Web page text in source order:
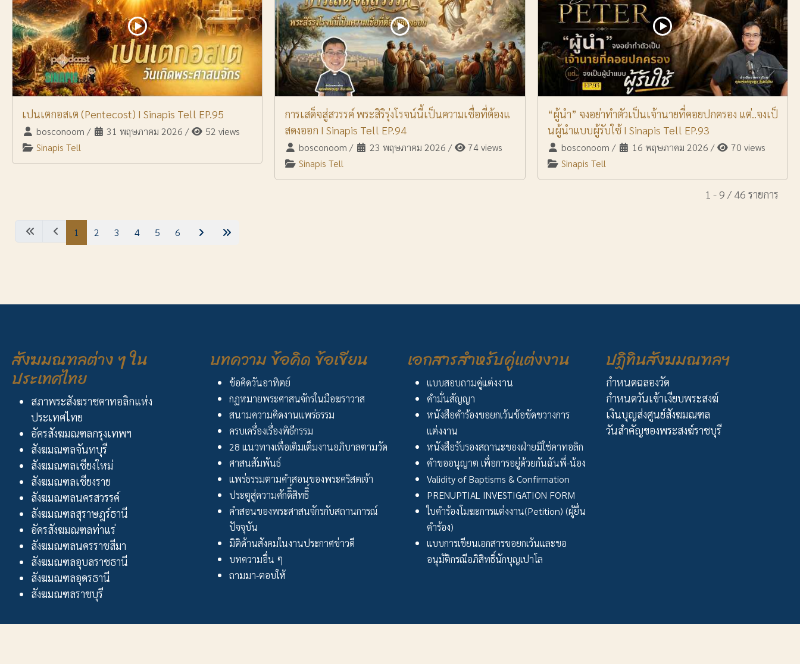
เปนเตกอสเต (Pentecost) I Sinapis Tell EP.95
bosconoom / 31 พฤษภาคม 2026 /
52 views
Sinapis Tell
การเสด็จสู่สวรรค์ พระสิริรุ่งโรจน์นี้เป็นความเชื่อที่ต้องแ
สดงออก I Sinapis Tell EP.94
bosconoom / 23 พฤษภาคม 2026 /
74 views
Sinapis Tell
“ผู้นำ” จงอย่าทำตัวเป็นเจ้านายที่คอยปกครอง แต่..จงเป็
นผู้นำแบบผู้รับใช้ I Sinapis Tell EP.93
bosconoom / 16 พฤษภาคม 2026 /
70 views
Sinapis Tell
1 - 9 / 46 รายการ
1 2 3 4 5 6
สังฆมณฑลต่าง ๆ ใน
ประเทศไทย
สภาพระสังฆราชคาทอลิกแห่ง
ประเทศไทย
อัครสังฆมณฑลกรุงเทพฯ
สังฆมณฑลจันทบุรี
สังฆมณฑลเชียงใหม่
สังฆมณฑลเชียงราย
สังฆมณฑลนครสวรรค์
สังฆมณฑลสุราษฎร์ธานี
อัครสังฆมณฑลท่าแร่
สังฆมณฑลนครราชสีมา
สังฆมณฑลอุบลราชธานี
สังฆมณฑลอุดรธานี
สังฆมณฑลราชบุรี
บทความ ข้อคิด ข้อเขียน
ข้อคิดวันอาทิตย์
กฏหมายพระศาสนจักรในมือฆราวาส
สนามความคิดงานแพร่ธรรม
ครบเครื่องเรื่องพิธีกรรม
28 แนวทางเพื่อเติมเต็มงานอภิบาลตามวัด
ศาสนสัมพันธ์
แพร่ธรรมตามคำสอนของพระคริสตเจ้า
ประตูสู่ความศักดิิ์สิทธิิ์
คำสอนของพระศาสนจักรกับสถานการณ์
ปัจจุบัน
มิติด้านสังคมในงานประกาศข่าวดี
บทความอื่น ๆ
ถามมา-ตอบให้
เอกสารสำหรับคู่แต่งงาน
แบบสอบถามคู่แต่งงาน
คำมั่นสัญญา
หนังสือคำร้องขอยกเว้นข้อขัดขวางการ
แต่งงาน
หนังสือรับรองสถานะของฝ่ายมิใช่คาทอลิก
คำขออนุญาต เพื่อการอยู่ด้วยกันฉันพี่-น้อง
Validity of Baptisms & Confirmation
PRENUPTIAL INVESTIGATION FORM
ใบคำร้องโมฆะการแต่งงาน(Petition) (ผู้ยื่น
คำร้อง)
แบบการเขียนเอกสารขอยกเว้นและขอ
อนุมัติกรณีอภิสิทธิ์นักบุญเปาโล
ปฏิทินสังฆมณฑลฯ
กำหนดฉลองวัด
กำหนดวันเข้าเงียบพระสงฆ์
เงินบุญส่งศูนย์สังฆมณฑล
วันสำคัญของพระสงฆ์ราชบุรี